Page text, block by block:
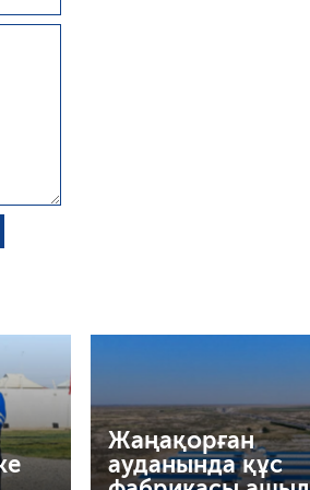
Жаңақорған
ауданында құс